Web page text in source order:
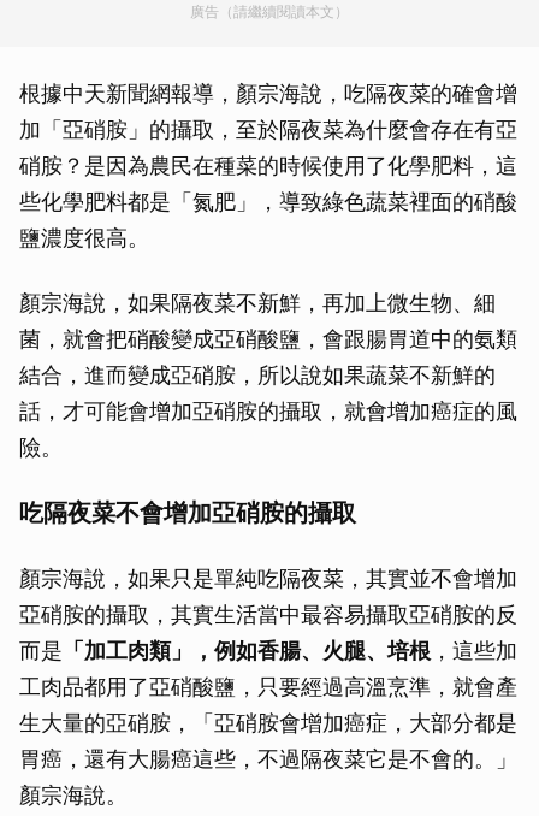
廣告（請繼續閱讀本文）
根據中天新聞網報導，顏宗海說，吃隔夜菜的確會增
加「亞硝胺」的攝取，至於隔夜菜為什麼會存在有亞
硝胺？是因為農民在種菜的時候使用了化學肥料，這
些化學肥料都是「氮肥」，導致綠色蔬菜裡面的硝酸
鹽濃度很高。
顏宗海說，如果隔夜菜不新鮮，再加上微生物、細
菌，就會把硝酸變成亞硝酸鹽，會跟腸胃道中的氨類
結合，進而變成亞硝胺，所以說如果蔬菜不新鮮的
話，才可能會增加亞硝胺的攝取，就會增加癌症的風
險。
吃隔夜菜不會增加亞硝胺的攝取
顏宗海說，如果只是單純吃隔夜菜，其實並不會增加
亞硝胺的攝取，其實生活當中最容易攝取亞硝胺的反
而是 「加工肉類」，例如香腸、火腿、培根 ，這些加
工肉品都用了亞硝酸鹽，只要經過高溫烹準，就會產
生大量的亞硝胺，「亞硝胺會增加癌症，大部分都是
胃癌，還有大腸癌這些，不過隔夜菜它是不會的。」
顏宗海說。